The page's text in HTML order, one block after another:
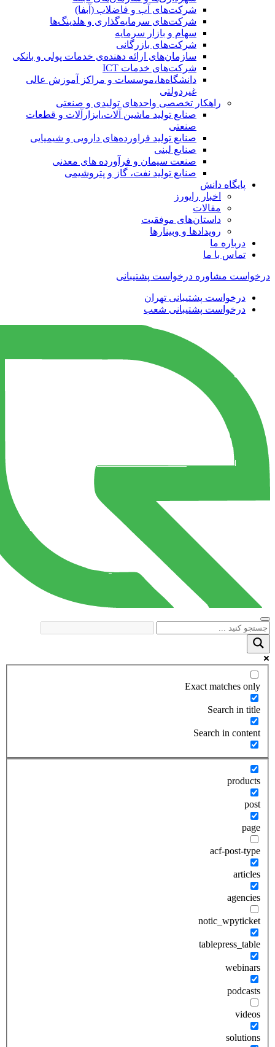
شرکت‌های آب و فاضلاب (آبفا)
شرکت‌های سرمایه‌گذاری و هلدینگ‌ها
سهام و بازار سرمایه
شرکت‌های بازرگانی
سازمان‌های ارائه دهنده‌ی خدمات پولی و بانکی
شرکت‌های خدمات ICT
دانشگاه‌ها،موسسات و مراکز آموزش عالی
غیردولتی
راهکار تخصصی واحدهای تولیدی و صنعتی
صنایع توليد ماشين آلات،ابزارآلات و قطعات
صنعتی
صنایع تولید فراورده‌های دارویی و شیمیایی
صنایع لبنی
صنعت سیمان و فرآورده های معدنی
صنایع تولید نفت، گاز و پتروشيمی
پایگاه دانش
اخبار رایورز
مقالات
داستان‌های موفقیت
رویدادها و وبینارها
درباره ما
تماس با ما
درخواست مشاوره درخواست پشتیبانی
درخواست پشتیبانی تهران
درخواست پشتیبانی شعب
Exact matches only
Search in title
Search in content
products
post
page
acf-post-type
articles
agencies
notic_wpyticket
tablepress_table
webinars
podcasts
videos
solutions